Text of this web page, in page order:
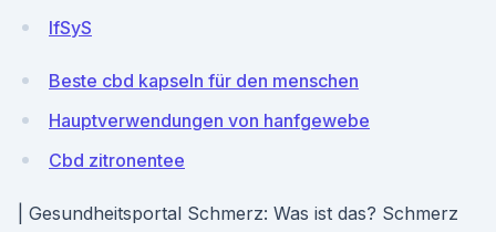
IfSyS
Beste cbd kapseln für den menschen
Hauptverwendungen von hanfgewebe
Cbd zitronentee
| Gesundheitsportal Schmerz: Was ist das? Schmerz